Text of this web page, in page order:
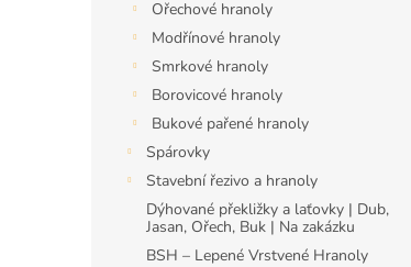
Ořechové hranoly
Modřínové hranoly
Smrkové hranoly
Borovicové hranoly
Bukové pařené hranoly
Spárovky
Stavební řezivo a hranoly
Dýhované překližky a laťovky | Dub,
Jasan, Ořech, Buk | Na zakázku
BSH – Lepené Vrstvené Hranoly